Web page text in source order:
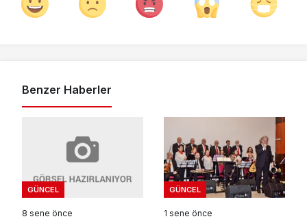
Benzer Haberler
GÜNCEL
8 sene önce
GÜNCEL
1 sene önce